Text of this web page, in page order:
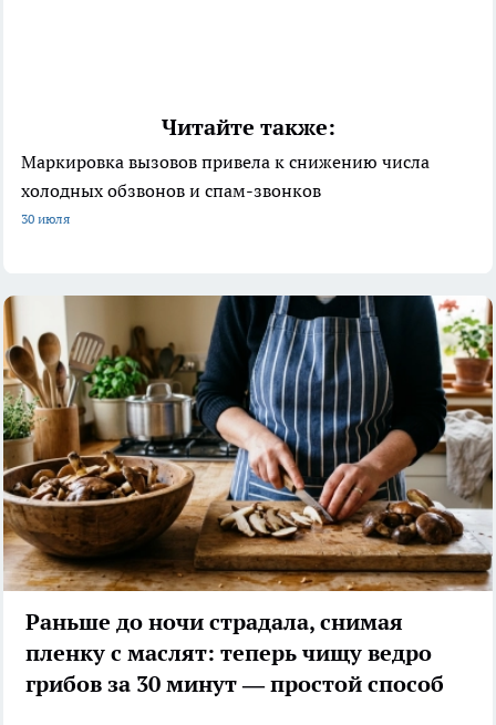
Читайте также:
Маркировка вызовов привела к снижению числа
холодных обзвонов и спам-звонков
30 июля
Раньше до ночи страдала, снимая
пленку с маслят: теперь чищу ведро
грибов за 30 минут — простой способ